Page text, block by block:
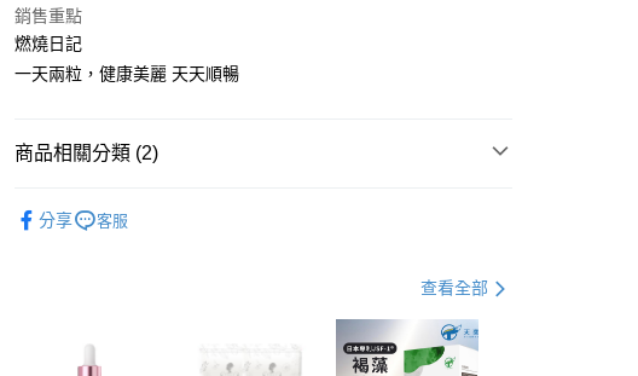
Google Pay
全盈+PAY
相關說明
便利好安心！
１．簡單：不需註冊會員、不需綁卡、不需儲值。
１．於結帳方式選擇「AFTEE先享後付」後，將跳轉至「AFTEE先享後
付」結帳頁面，進行簡訊認證並確認金額後，即可完成結帳。
每筆NT$100，滿NT$600(含以上)免運費
銷售重點
燃燒日記
一天兩粒，健康美麗 天天順暢
商品相關分類 (2)
分享 客服
查看全部